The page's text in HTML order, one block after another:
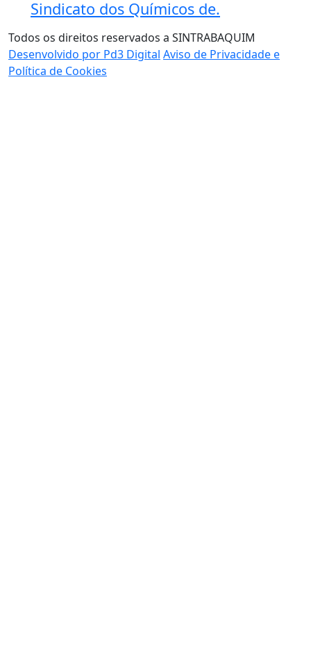
Sindicato dos Químicos de.
Todos os direitos reservados a SINTRABAQUIM
Desenvolvido por Pd3 Digital Aviso de Privacidade e
Política de Cookies